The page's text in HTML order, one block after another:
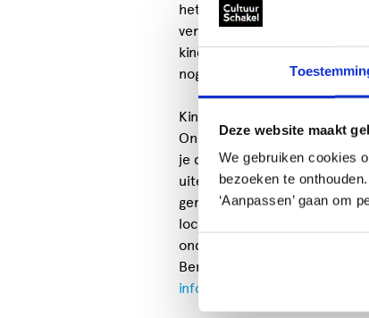
Deze website maakt
We gebruiken cookies
bezoeken te
‘Aanpassen’ gaan om
het Haagse kunstplatform
verzorgt oa. graffiti en street
kinderkamer schilderingen,
nog veel meer.
Kinderfeestje:
Onder professionele
je de fijne kneepjes en
uiteraard je eigen graffiti
gemiddeld 2 uur en zijn
locatie en de docent. Kosten
onder deze
Benieuwd naar de
info@wearecats.nl
of bel